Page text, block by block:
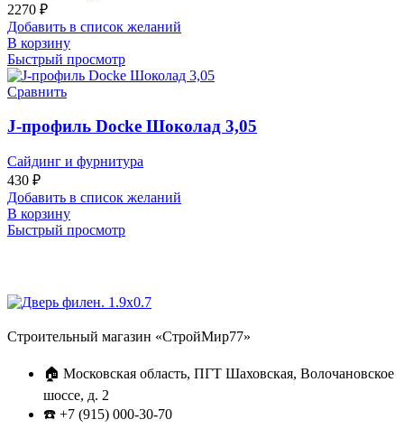
2270 ₽
Добавить в список желаний
В корзину
Быстрый просмотр
Сравнить
J-профиль Docke Шоколад 3,05
Сайдинг и фурнитура
430 ₽
Добавить в список желаний
В корзину
Быстрый просмотр
Строительный магазин «СтройМир77»
🏠 Московская область, ПГТ Шаховская, Волочановское
шоссе, д. 2
☎️ +7 (915) 000-30-70